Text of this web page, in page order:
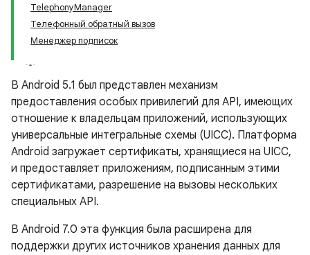
TelephonyManager
Телефонный обратный вызов
Менеджер подписок
В Android 5.1 был представлен механизм
предоставления особых привилегий для API, имеющих
отношение к владельцам приложений, использующих
универсальные интегральные схемы (UICC). Платформа
Android загружает сертификаты, хранящиеся на UICC,
и предоставляет приложениям, подписанным этими
сертификатами, разрешение на вызовы нескольких
специальных API.
В Android 7.0 эта функция была расширена для
поддержки других источников хранения данных для